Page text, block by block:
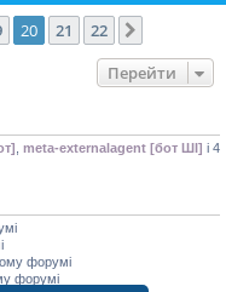
20 21 22
Перейти
meta-externalagent [бот ШІ] і 4
форумі
форумі